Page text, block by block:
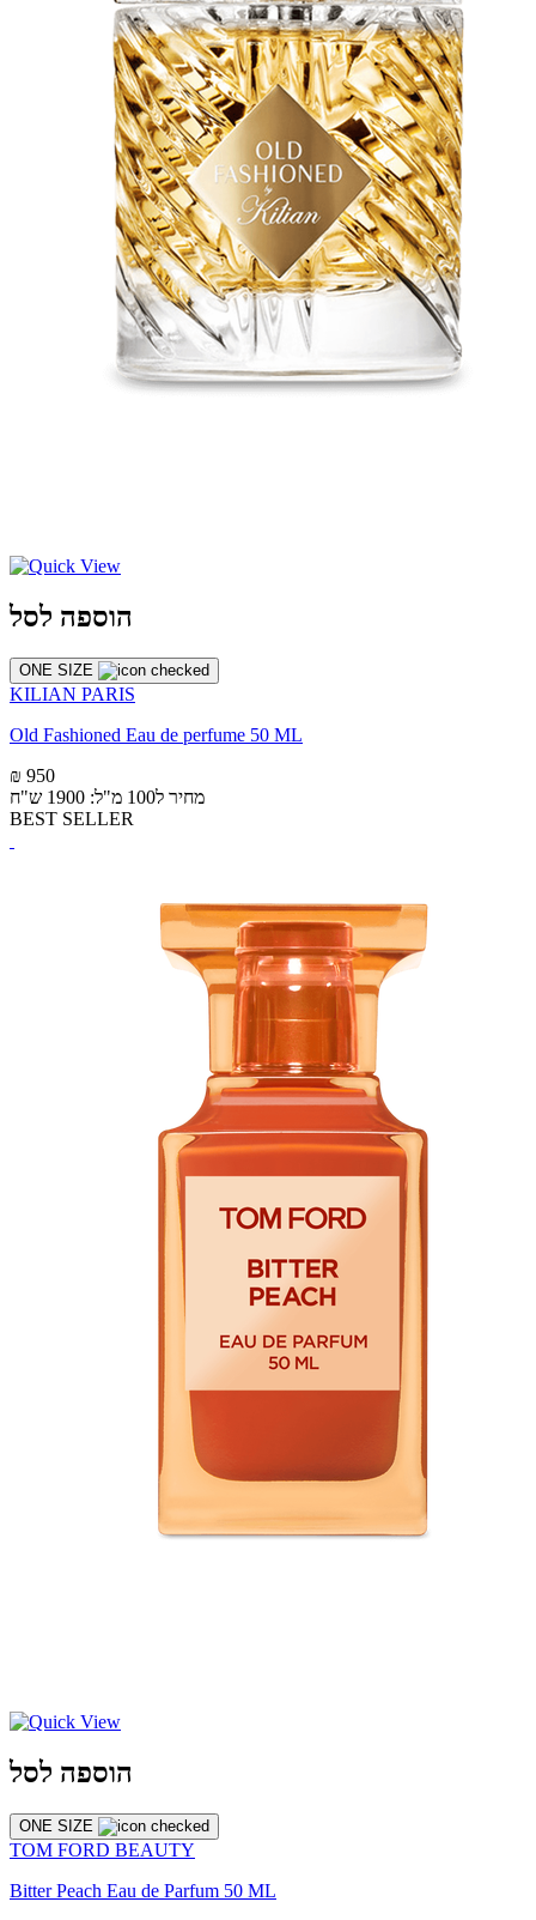
הוספה לסל
ONE SIZE
KILIAN PARIS
Old Fashioned Eau de perfume 50 ML
₪ 950
מחיר ל100 מ"ל: 1900 ש"ח
BEST SELLER
הוספה לסל
ONE SIZE
TOM FORD BEAUTY
Bitter Peach Eau de Parfum 50 ML